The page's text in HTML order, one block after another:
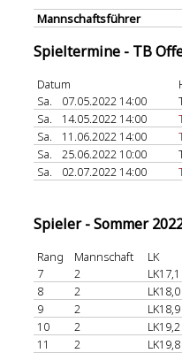
Mannschaftsführer
Spieltermine - TB
Datum
Sa.
07.05.2022 14:00
Sa.
14.05.2022 14:00
Sa.
11.06.2022 14:00
Sa.
25.06.2022 10:00
Sa.
02.07.2022 14:00
Spieler - Sommer
Rang Mannschaft
LK
7
2
LK17,1
8
2
LK18,0
9
2
LK18,9
10
2
LK19,2
11
2
LK19,8